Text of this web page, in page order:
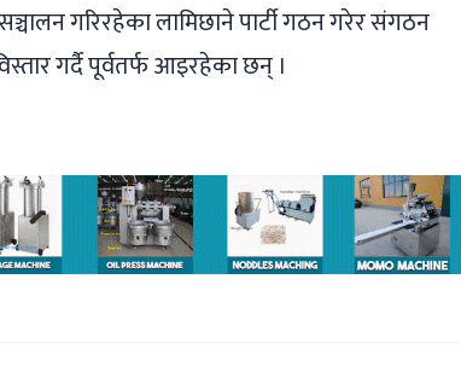
गरिरहेका लामिछाने पार्टी गठन गरेर संगठन
गर्दै पूर्वतर्फ आइरहेका छन् ।